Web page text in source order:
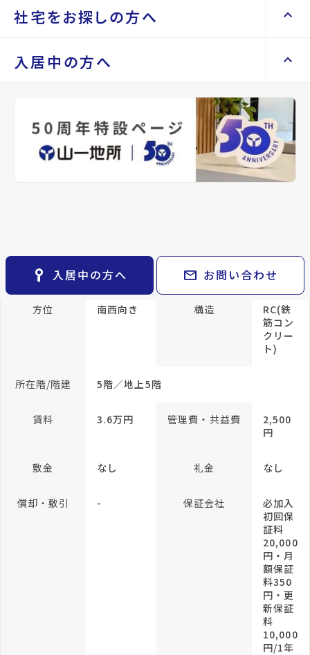
space_dashboard
土地を探す
エリアから探す
train
路線から探す
事業用・投資用を探す keyboard_arrow_right
検索条件
閲覧履歴 keyboard_arrow_right
keyboard_arrow_right
不動産を貸すまでの流れ
空き家サポートサービス
不動産を売却したい keyboard_arrow_right
相続相談をしたい keyboard_arrow_right
不動産に投資したい keyboard_arrow_right
Renotta（リノッタ） keyboard_arrow_right
会社案内 keyboard_arrow_right
会社概要・沿革 keyboard_arrow_right
keyboard_arrow_right
パーパス keyboard_arrow_right
CM紹介
社宅をお探しの方へ keyboard_arrow_up
社宅をお探しの方へ keyboard_arrow_right
keyboard_arrow_right
レンタルオフィス keyboard_arrow_right
貸会議室 keyboard_arrow_right
open_in_new
入居中の方へ keyboard_arrow_up
keyboard_arrow_right
退去される方へ keyboard_arrow_right
※準備中 住まいのしおり（PDF）
key_vertical 入居中の方へ mail お問い合わせ
宮城交通バス バス停『将監九丁目』から
仙台市地下鉄南北線/八乙女駅 徒歩37分
ション
築年月
年05月
間取り 3K 間取り内訳
和室 6
帖
和室
専有面積 43.34m²
方位 南西向き 構造
RC(鉄
筋コン
クリー
ト)
所在階/階建 5階／地上5階
賃料 3.6万円 管理費・共益費
2,500
円
敷金 なし 礼金 なし
償却・敷引 - 保証会社
必加入
初回保
証料
20,000
円・月
額保証
料350
円・更
新保証
料
10,000
円/1年